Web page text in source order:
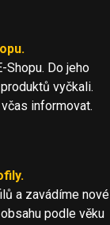
Shopu. Do jeho
vyčkali.
informovat.
a zavádíme nové
podle věku